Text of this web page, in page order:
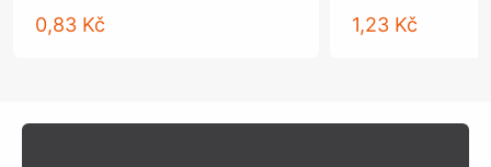
0,83 Kč 1,23 Kč